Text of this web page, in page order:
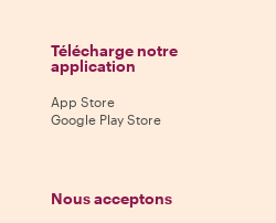
Télécharge notre
application
App Store
Google Play Store
Nous acceptons